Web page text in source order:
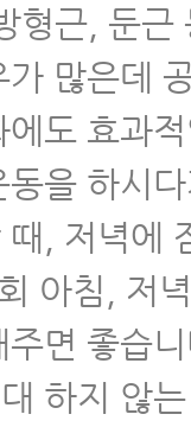
형근, 둔근
많은데
도 효과
을 하시
, 저녁에
아침, 저
면 좋습
하지 않